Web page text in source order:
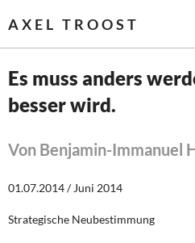
AXEL TROOST
Startseite
Themen
Leitlinien linker Wirtschafts-
Wirtschaftspolitik
Es muss anders
besser wird.
Von Benjamin-Immanuel
01.07.2014 / Juni 2014
Strategische Neubestimmung